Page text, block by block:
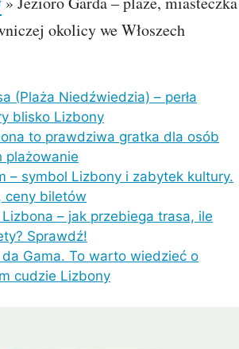
okolicy we Włoszech
(Plaża Niedźwiedzia) – perła
blisko Lizbony
to prawdziwa gratka dla osób
plażowanie
– symbol Lizbony i zabytek kultury.
ceny biletów
– jak przebiega trasa, ile
Sprawdź!
Gama. To warto wiedzieć o
cudzie Lizbony